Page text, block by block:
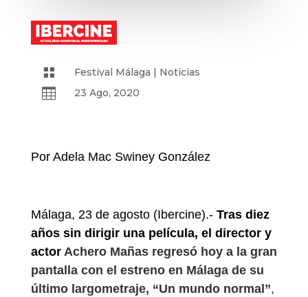
 Festival Málaga | Noticias
 23 Ago, 2020
Por Adela Mac Swiney González
Málaga, 23 de agosto (Ibercine).- Tras diez
años sin dirigir una película, el director y
actor Achero Mañas regresó hoy a la gran
pantalla con el estreno en Málaga de su
último largometraje, “Un mundo normal”,